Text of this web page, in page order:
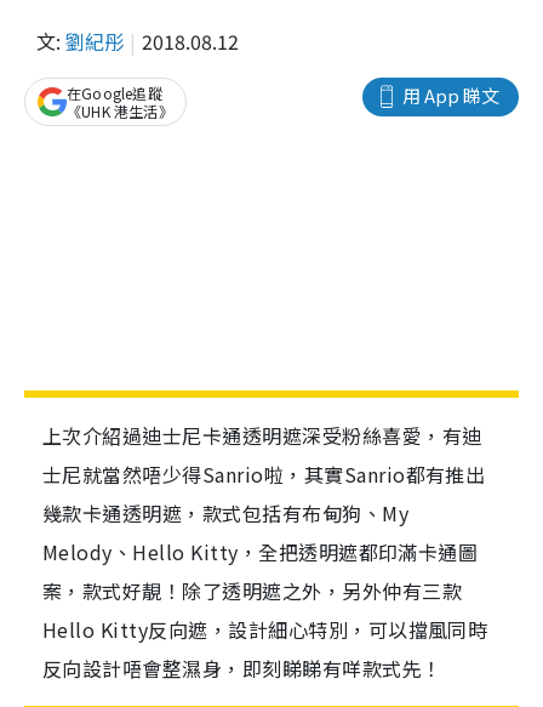
文: 劉紀彤 2018.08.12
用 App 睇文
在Google追蹤
《UHK 港生活》
上次介紹過迪士尼卡通透明遮深受粉絲喜愛，有迪
士尼就當然唔少得Sanrio啦，其實Sanrio都有推出
幾款卡通透明遮，款式包括有布甸狗、My
Melody、Hello Kitty，全把透明遮都印滿卡通圖
案，款式好靚！除了透明遮之外，另外仲有三款
Hello Kitty反向遮，設計細心特別，可以擋風同時
反向設計唔會整濕身，即刻睇睇有咩款式先！